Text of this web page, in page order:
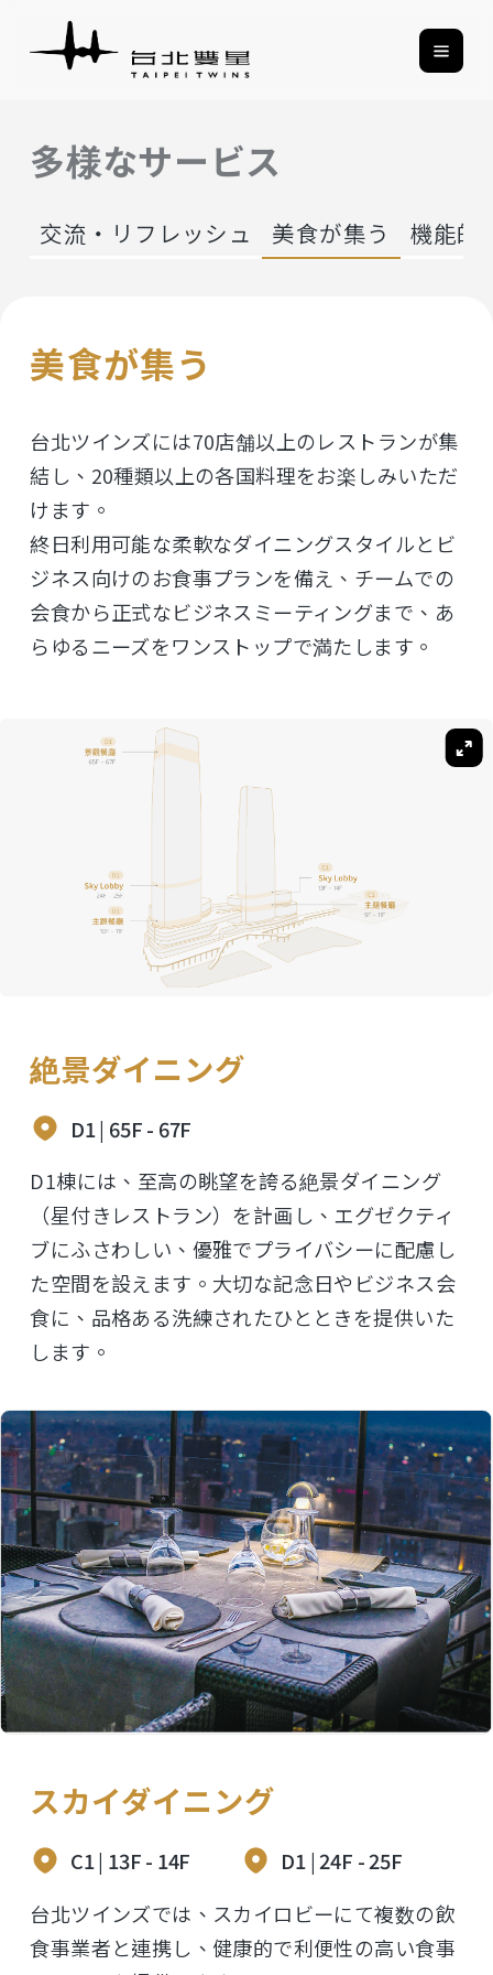
多様なサービス
交流・リフレッシュ 美食が集う 機能的
美食が集う
台北ツインズには70店舗以上のレストランが集
結し、20種類以上の各国料理をお楽しみいただ
けます。
終日利用可能な柔軟なダイニングスタイルとビ
ジネス向けのお食事プランを備え、チームでの
会食から正式なビジネスミーティングまで、あ
らゆるニーズをワンストップで満たします。
絶景ダイニング
D1 | 65F - 67F
D1棟には、至高の眺望を誇る絶景ダイニング
（星付きレストラン）を計画し、エグゼクティ
ブにふさわしい、優雅でプライバシーに配慮し
た空間を設えます。大切な記念日やビジネス会
食に、品格ある洗練されたひとときを提供いた
します。
スカイダイニング
C1 | 13F - 14F
D1 | 24F - 25F
台北ツインズでは、スカイロビーにて複数の飲
食事業者と連携し、健康的で利便性の高い食事